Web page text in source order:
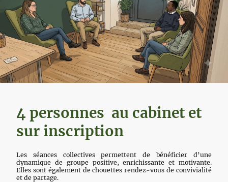
4 personnes au cabinet et
sur inscription
Les séances collectives permettent de bénéficier d’une
dynamique de groupe positive, enrichissante et motivante.
Elles sont également de chouettes rendez-vous de convivialité
et de partage.